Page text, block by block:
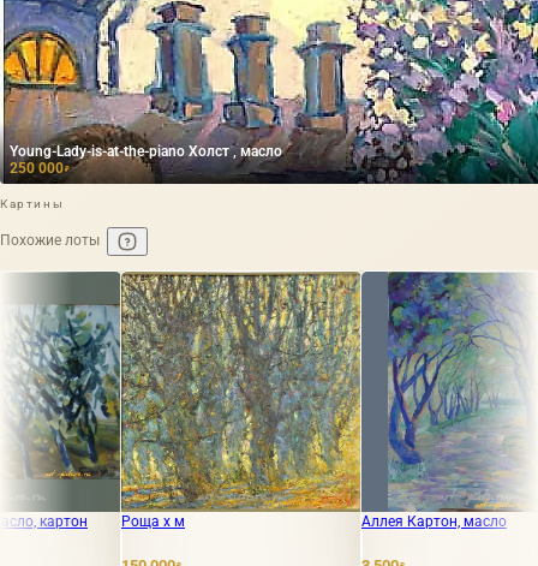
Young-Lady-is-at-the-piano Холст , масло
250 000₽
Картины
Похожие лоты
х м Переулки